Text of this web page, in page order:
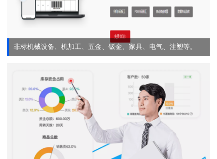
非标机械设备、机加工、五金、钣金、家具、电气、注塑等。